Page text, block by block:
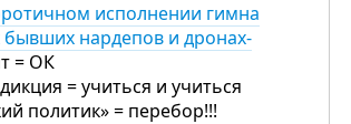
исполнении гимна
нардепов и дронах-
= ОК
= учиться и учиться
политик» = перебор!!!